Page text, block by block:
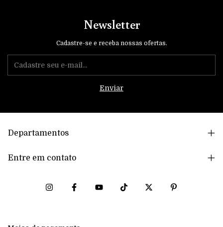
Newsletter
Cadastre-se e receba nossas ofertas.
Departamentos
Entre em contato